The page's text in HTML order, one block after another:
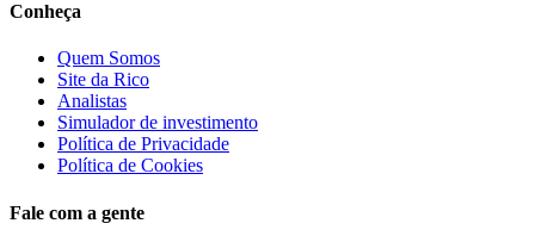
Conheça
Quem Somos
Site da Rico
Analistas
Simulador de investimento
Política de Privacidade
Política de Cookies
Fale com a gente